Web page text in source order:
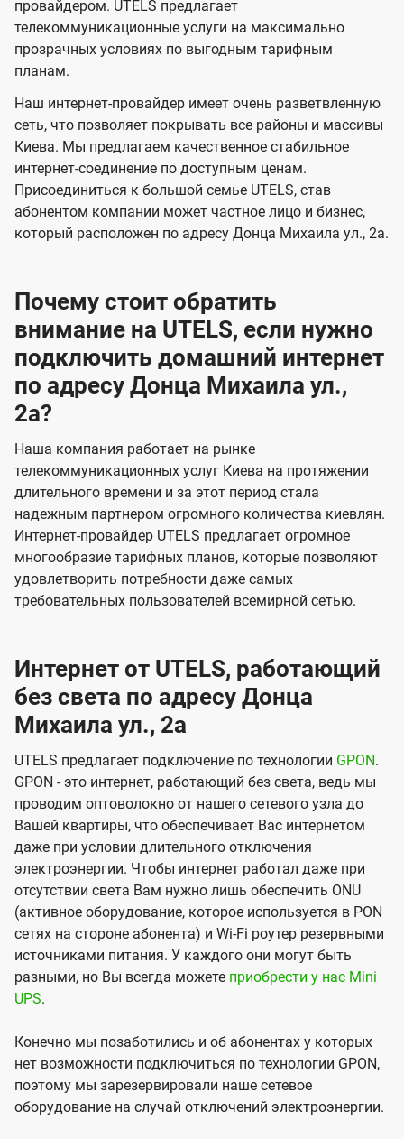
s
и
д
е
н
и
я
д
е
и
я
провайдером. UTELS предлагает
телекоммуникационные услуги на максимально
прозрачных условиях по выгодным тарифным
планам.
Наш интернет-провайдер имеет очень разветвленную
сеть, что позволяет покрывать все районы и массивы
Киева. Мы предлагаем качественное стабильное
интернет-соединение по доступным ценам.
Присоединиться к большой семье UTELS, став
абонентом компании может частное лицо и бизнес,
который расположен по адресу Донца Михаила ул., 2а.
Почему стоит обратить
внимание на UTELS, если нужно
подключить домашний интернет
по адресу Донца Михаила ул.,
2а?
Наша компания работает на рынке
телекоммуникационных услуг Киева на протяжении
длительного времени и за этот период стала
надежным партнером огромного количества киевлян.
Интернет-провайдер UTELS предлагает огромное
многообразие тарифных планов, которые позволяют
удовлетворить потребности даже самых
требовательных пользователей всемирной сетью.
Интернет от UTELS, работающий
без света по адресу Донца
Михаила ул., 2а
UTELS предлагает подключение по технологии GPON.
GPON - это интернет, работающий без света, ведь мы
проводим оптоволокно от нашего сетевого узла до
Вашей квартиры, что обеспечивает Вас интернетом
даже при условии длительного отключения
электроэнергии. Чтобы интернет работал даже при
отсутствии света Вам нужно лишь обеспечить ONU
(активное оборудование, которое используется в PON
сетях на стороне абонента) и Wi-Fi роутер резервными
источниками питания. У каждого они могут быть
разными, но Вы всегда можете приобрести у нас Mini
UPS.
Конечно мы позаботились и об абонентах у которых
нет возможности подключиться по технологии GPON,
поэтому мы зарезервировали наше сетевое
оборудование на случай отключений электроэнергии.